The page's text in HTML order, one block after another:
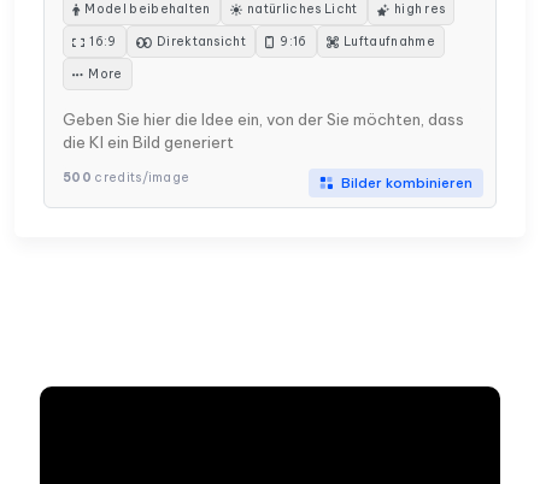
Model beibehalten natürliches Licht high res
16:9 Direktansicht 9:16 Luftaufnahme
More
500 credits/image Bilder kombinieren